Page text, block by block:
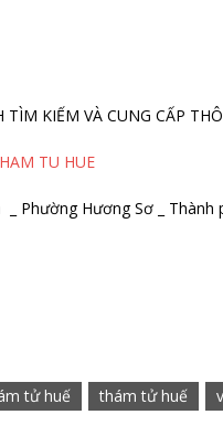
KIẾM VÀ CUNG CẤP
TU HUE
_ Phường Hương Sơ _ Thành
tử huế thám tử huế